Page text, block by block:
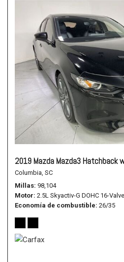
2019 Mazda Mazda3 Hatchback
Columbia, SC
Millas 98,104
Motor 2.5L Skyactiv-G DOHC 16-
Economía de combustible 26/35